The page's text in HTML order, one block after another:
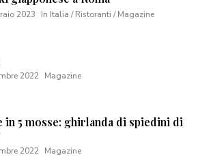
2023 In Italia / Ristoranti / Magazine
2022 Magazine
in 5 mosse: ghirlanda di spiedini di
2022 Magazine